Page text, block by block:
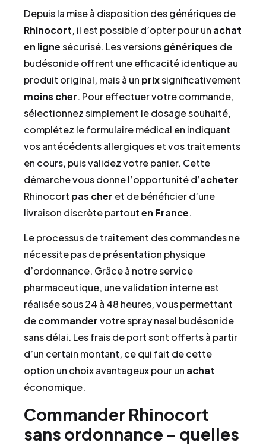
Depuis la mise à disposition des génériques de
Rhinocort, il est possible d’opter pour un achat
en lignesécurisé. Les versionsgénériques de
budésonide offrent une efficacité identique au
produit original, mais à un prixsignificativement
moins cher. Pour effectuer votre commande,
sélectionnez simplement le dosage souhaité,
complétez le formulaire médical en indiquant
vos antécédents allergiques et vos traitements
en cours, puis validez votre panier. Cette
démarche vous donne l’opportunité d’acheter
Rhinocort pas cher et de bénéficier d’une
livraison discrète partouten France.
Le processus de traitement des commandes ne
nécessite pas de présentation physique
d’ordonnance. Grâce à notre service
pharmaceutique, une validation interne est
réalisée sous 24 à 48 heures, vous permettant
decommandervotre spray nasal budésonide
sans délai. Les frais de port sont offerts à partir
d’un certain montant, ce qui fait de cette
option un choix avantageux pour un achat
économique.
Commander Rhinocort
sans ordonnance – quelles